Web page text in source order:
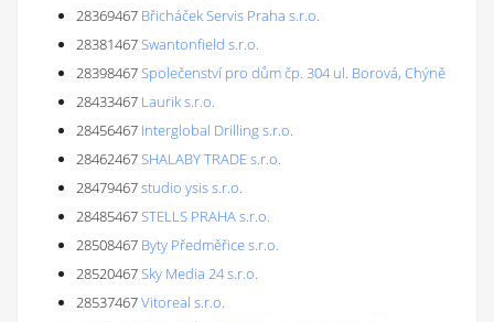
28369467 Břicháček Servis Praha s.r.o.
28381467Swantonfield s.r.o.
28398467Společenství pro dům čp. 304 ul. Borová, Chýně
28433467 Laurik s.r.o.
28456467 Interglobal Drilling s.r.o.
28462467SHALABY TRADE s.r.o.
28479467studio ysis s.r.o.
28485467STELLS PRAHA s.r.o.
28508467 Byty Předměřice s.r.o.
28520467Sky Media 24 s.r.o.
28537467Vitoreal s.r.o.